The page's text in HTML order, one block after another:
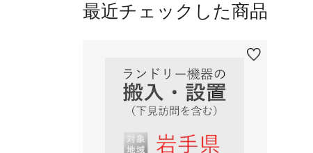
最近チェックした商品